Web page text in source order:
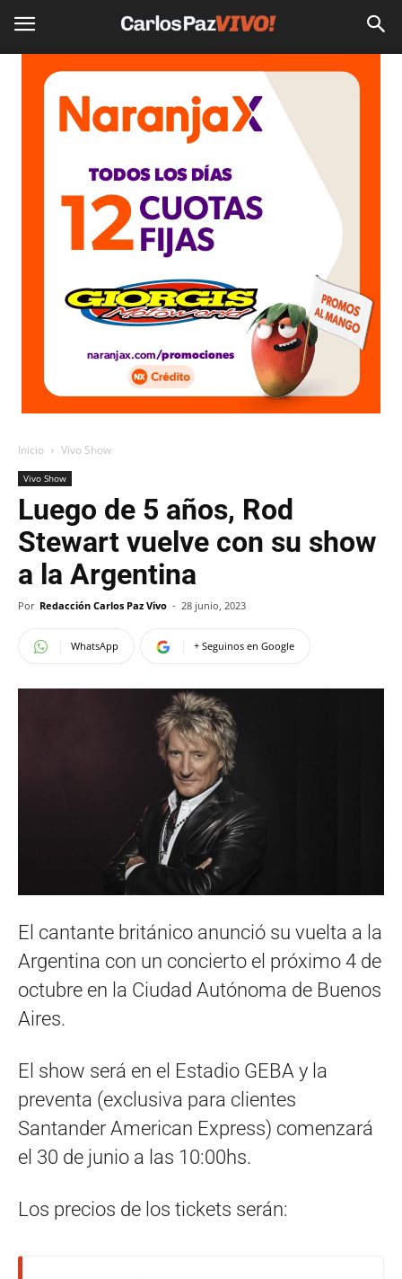
Inicio Vivo Show
Vivo Show
Luego de 5 años, Rod
Stewart vuelve con su show
a la Argentina
Por Redacción Carlos Paz Vivo - 28 junio, 2023
WhatsApp + Seguinos en Google
El cantante británico anunció su vuelta a la
Argentina con un concierto el próximo 4 de
octubre en la Ciudad Autónoma de Buenos
Aires.
El show será en el Estadio GEBA y la
preventa (exclusiva para clientes
Santander American Express) comenzará
el 30 de junio a las 10:00hs.
Los precios de los tickets serán: